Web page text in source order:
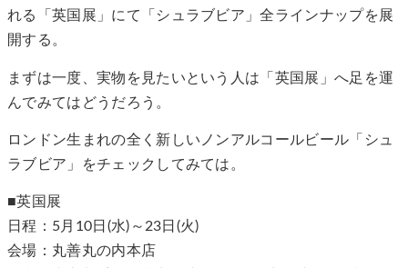
れる「英国展」にて「シュラブビア」全ラインナップを展
開する。
まずは一度、実物を見たいという人は「英国展」へ足を運
んでみてはどうだろう。
ロンドン生まれの全く新しいノンアルコールビール「シュ
ラブビア」をチェックしてみては。
■英国展
日程：5月10日(水)～23日(火)
会場：丸善丸の内本店